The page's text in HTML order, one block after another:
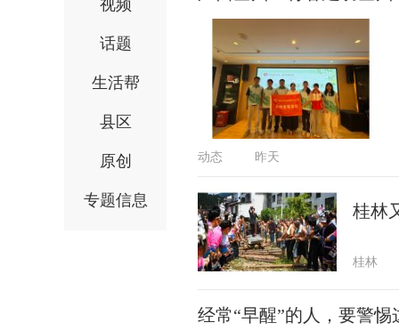
视频
话题
生活帮
县区
原创
专题信息
动态 昨天
桂林
桂林
经常“早醒”的人，要警惕